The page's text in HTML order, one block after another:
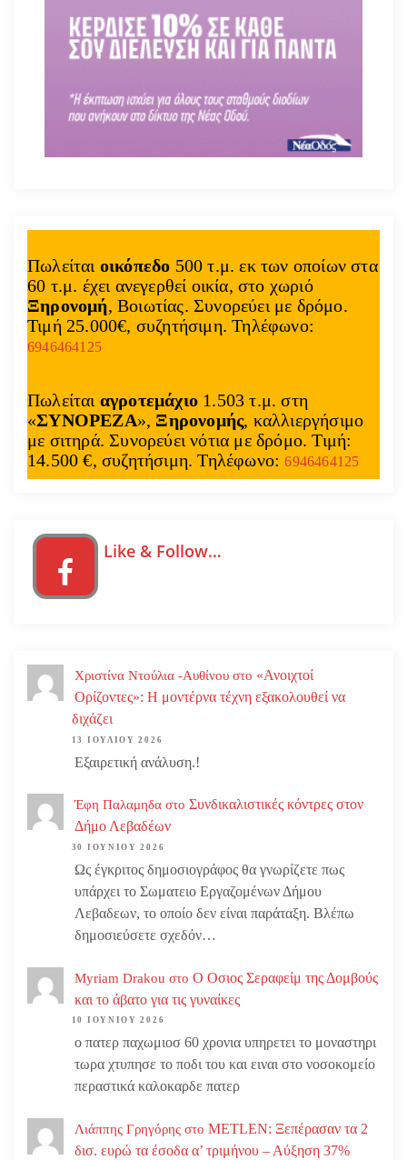
Πωλείται οικόπεδο 500 τ.μ. εκ των οποίων στα
60 τ.μ. έχει ανεγερθεί οικία, στο χωριό
Ξηρονομή, Βοιωτίας. Συνορεύει με δρόμο.
Τιμή 25.000€, συζητήσιμη. Τηλέφωνο:
6946464125
Πωλείται αγροτεμάχιο 1.503 τ.μ. στη
«ΣΥΝΟΡΕΖΑ», Ξηρονομής, καλλιεργήσιμο
με σιτηρά. Συνορεύει νότια με δρόμο. Τιμή:
14.500 €, συζητήσιμη. Τηλέφωνο:6946464125
Like & Follow…
Χριστίνα Ντούλια -Αυθίνου στο «Ανοιχτοί
Ορίζοντες»: Η μοντέρνα τέχνη εξακολουθεί να
διχάζει
13 ΙΟΥΛΊΟΥ 2026
Εξαιρετική ανάλυση.!
Έφη Παλαμηδα στο Συνδικαλιστικές κόντρες στον
Δήμο Λεβαδέων
30 ΙΟΥΝΊΟΥ 2026
Ως έγκριτος δημοσιογράφος θα γνωρίζετε πως
υπάρχει το Σωματειο Εργαζομένων Δήμου
Λεβαδεων, το οποίο δεν είναι παράταξη. Βλέπω
δημοσιεύσετε σχεδόν…
Myriam Drakou στο Ο Οσιος Σεραφείμ της Δομβούς
και το άβατο για τις γυναίκες
10 ΙΟΥΝΊΟΥ 2026
ο πατερ παχωμιοσ 60 χρονια υπηρετει το μοναστηρι
τωρα χτυπησε το ποδι του και ειναι στο νοσοκομείο
περαστικά καλοκαρδε πατερ
Λιάππης Γρηγόρης στο METLEN: Ξεπέρασαν τα 2
δισ. ευρώ τα έσοδα α’ τριμήνου – Αύξηση 37%